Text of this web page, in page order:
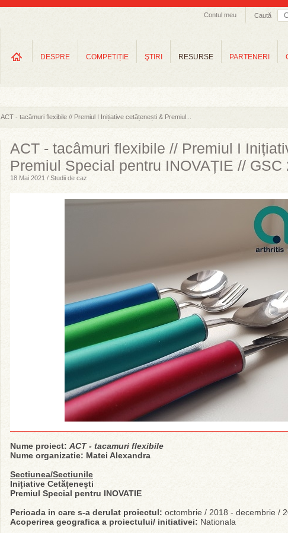
Caută
Contul meu
DESPRE COMPETIȚIE ŞTIRI RESURSE PARTENERI
ACT - tacâmuri flexibile // Premiul I Inițiative cetățenești & Premiul...
ACT - tacâmuri flexibile // Premiul I
Premiul Special pentru INOVAȚIE // GSC
18 Mai 2021 / Studii de caz
Nume proiect: ACT - tacamuri flexibile
Nume organizatie: Matei Alexandra
Sectiunea/Sectiunile
Inițiative Cetățenești
Premiul Special pentru INOVATIE
Perioada in care s-a derulat proiectul: octombrie / 2018 - decembrie /
Acoperirea geografica a proiectului/ initiativei: Nationala